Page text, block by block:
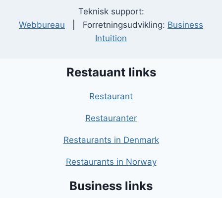
Teknisk support:
Webbureau | Forretningsudvikling: Business
Intuition
Restauant links
Restaurant
Restauranter
Restaurants in Denmark
Restaurants in Norway
Business links